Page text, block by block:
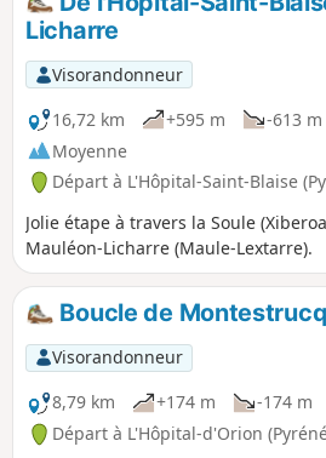
Licharre
Visorandonneur
16,72 km
+595 m -613 m
Moyenne
Départ à L'Hôpital-Saint-Blaise
Jolie étape à travers la Soule
Mauléon-Licharre (Maule-Lextarre).
Boucle de Montestrucq
Visorandonneur
8,79 km
+174 m -174 m
Départ à L'Hôpital-d'Orion